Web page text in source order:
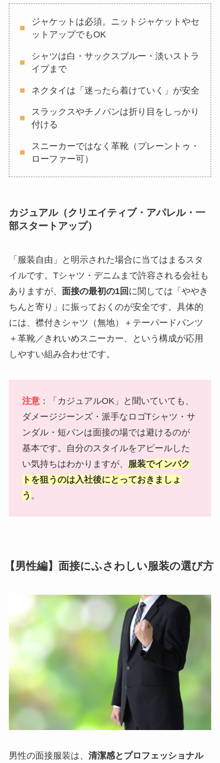
ジャケットは必須。ニットジャケットやセ
ットアップでもOK
シャツは白・サックスブルー・淡いストラ
イプまで
ネクタイは「迷ったら着けていく」が安全
スラックスやチノパンは折り目をしっかり
付ける
スニーカーではなく革靴（プレーントゥ・
ローファー可）
カジュアル（クリエイティブ・アパレル・一
部スタートアップ）
「服装自由」と明示された場合に当てはまるスタ
イルです。Tシャツ・デニムまで許容される会社も
ありますが、 面接の最初の1回 に関しては「ややき
ちんと寄り」に振っておくのが安全です。具体的
には、襟付きシャツ（無地）＋テーパードパンツ
＋革靴／きれいめスニーカー、という構成が応用
しやすい組み合わせです。
注意：「カジュアルOK」と聞いていても、
ダメージジーンズ・派手なロゴTシャツ・サ
ンダル・短パンは面接の場では避けるのが
基本です。自分のスタイルをアピールした
い気持ちはわかりますが、 服装でインパク
トを狙うのは入社後にとっておきましょ
う 。
【男性編】面接にふさわしい服装の選び方
男性の面接服装は、 清潔感とプロフェッショナル